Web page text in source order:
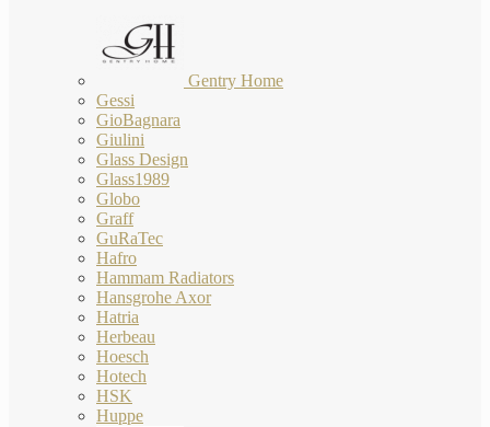
Gentry Home
Gessi
GioBagnara
Giulini
Glass Design
Glass1989
Globo
Graff
GuRaTec
Hafro
Hammam Radiators
Hansgrohe Axor
Hatria
Herbeau
Hoesch
Hotech
HSK
Huppe